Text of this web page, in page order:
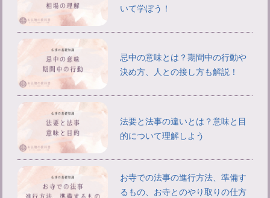
いて学ぼう！
忌中の意味とは？期間中の行動や
決め方、人との接し方も解説！
法要と法事の違いとは？意味と目
的について理解しよう
お寺での法事の進行方法、準備す
るもの、お寺とのやり取りの仕方